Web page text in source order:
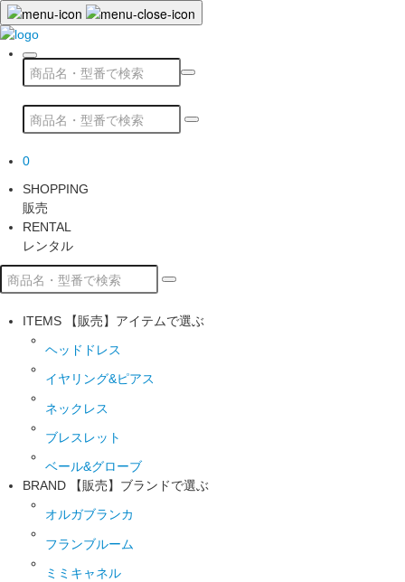
0
SHOPPING
販売
RENTAL
レンタル
ITEMS 【販売】アイテムで選ぶ
ヘッドドレス
イヤリング&ピアス
ネックレス
ブレスレット
ベール&グローブ
BRAND
【販売】ブランドで選ぶ
オルガブランカ
フランブルーム
ミミキャネル